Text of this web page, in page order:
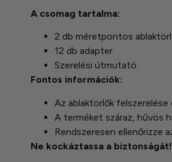
A csomag tartalma:
2 db méretpontos
12 db adapter
Szerelési útmutató
Fontos információk:
Az ablaktörlők
A terméket száraz, hűvös
Rendszeresen ellenőrizze
Ne kockáztassa a